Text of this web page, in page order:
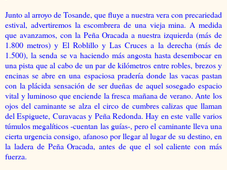
Junto al arroyo de Tosande, que fluye a nuestra vera con precariedad
estival, advertiremos la escombrera de una vieja mina. A medida
que avanzamos, con la Peña Oracada a nuestra izquierda (más de
1.800 metros) y El Roblillo y Las Cruces a la derecha (más de
1.500), la senda se va haciendo más angosta hasta desembocar en
una pista que al cabo de un par de kilómetros entre robles, brezos y
encinas se abre en una espaciosa pradería donde las vacas pastan
con la plácida sensación de ser dueñas de aquel sosegado espacio
vital y luminoso que enciende la fresca mañana de verano. Ante los
ojos del caminante se alza el circo de cumbres calizas que llaman
del Espiguete, Curavacas y Peña Redonda. Hay en este valle varios
túmulos megalíticos -cuentan las guías-, pero el caminante lleva una
cierta urgencia consigo, afanoso por llegar al lugar de su destino, en
la ladera de Peña Oracada, antes de que el sol caliente con más
fuerza.